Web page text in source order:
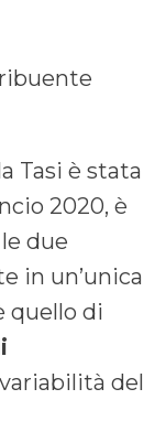
Tasi è stata
2020, è
due
in un’unica
quello di
del